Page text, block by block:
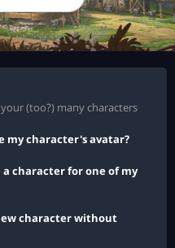
(too?) many characters
my character's avatar?
a character for one of my
character without